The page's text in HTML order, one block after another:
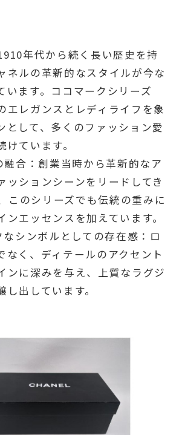
年代から続く長い歴史を持
ネルの革新的なスタイルが今な
います。ココマークシリーズ
エレガンスとレディライフを象
として、多くのファッション愛
ています。
合：創業当時から革新的なア
ッションシーンをリードしてき
このシリーズでも伝統の重みに
ンエッセンスを加えています。
シンボルとしての存在感：ロ
なく、ディテールのアクセント
ンに深みを与え、上質なラグジ
出しています。